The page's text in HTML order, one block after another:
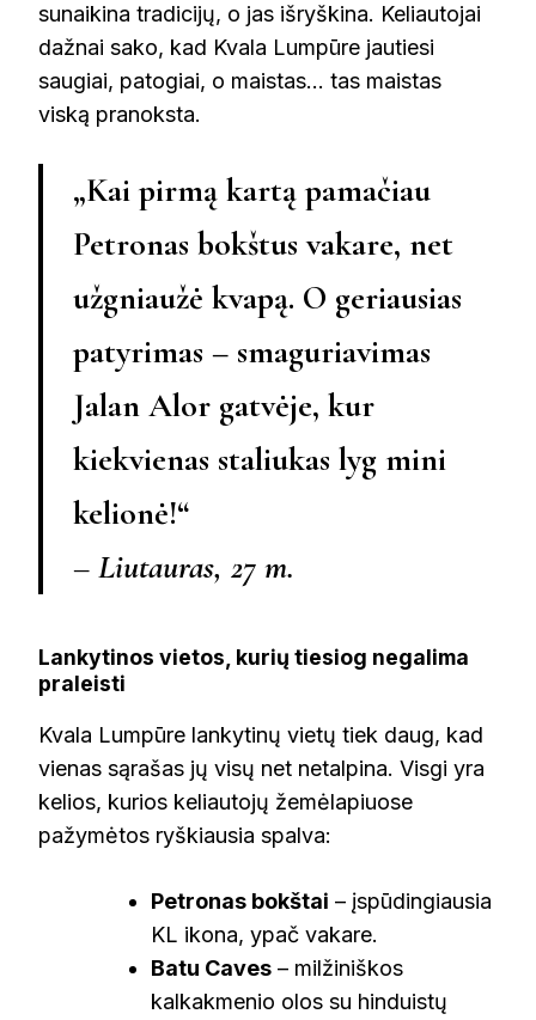
sunaikina tradicijų, o jas išryškina. Keliautojai
dažnai sako, kad Kvala Lumpūre jautiesi
saugiai, patogiai, o maistas… tas maistas
viską pranoksta.
„Kai pirmą kartą pamačiau
Petronas bokštus vakare, net
užgniaužė kvapą. O geriausias
patyrimas – smaguriavimas
Jalan Alor gatvėje, kur
kiekvienas staliukas lyg mini
kelionė!“
– Liutauras, 27 m.
Lankytinos vietos, kurių tiesiog negalima
praleisti
Kvala Lumpūre lankytinų vietų tiek daug, kad
vienas sąrašas jų visų net netalpina. Visgi yra
kelios, kurios keliautojų žemėlapiuose
pažymėtos ryškiausia spalva:
Petronas bokštai – įspūdingiausia
KL ikona, ypač vakare.
Batu Caves – milžiniškos
kalkakmenio olos su hinduistų